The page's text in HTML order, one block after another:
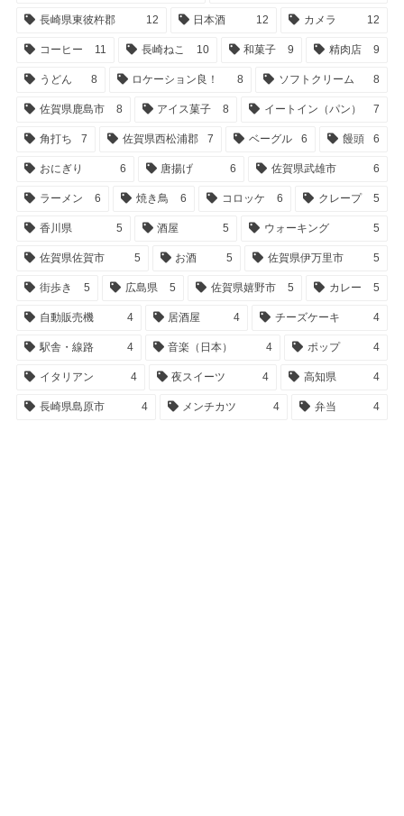
長崎県東彼杵郡 12 日本酒 12 カメラ 12
コーヒー 11 長崎ねこ 10 和菓子 9 精肉店 9
うどん 8 ロケーション良！ 8 ソフトクリーム 8
佐賀県鹿島市 8 アイス菓子 8 イートイン（パン） 7
角打ち 7 佐賀県西松浦郡 7 ベーグル 6 饅頭 6
おにぎり 6 唐揚げ 6 佐賀県武雄市 6
ラーメン 6 焼き鳥 6 コロッケ 6 クレープ 5
香川県 5 酒屋 5 ウォーキング 5
佐賀県佐賀市 5 お酒 5 佐賀県伊万里市 5
街歩き 5 広島県 5 佐賀県嬉野市 5 カレー 5
自動販売機 4 居酒屋 4 チーズケーキ 4
駅舎・線路 4 音楽（日本） 4 ポップ 4
イタリアン 4 夜スイーツ 4 高知県 4
長崎県島原市 4 メンチカツ 4 弁当 4